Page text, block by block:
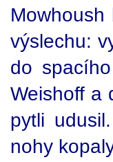
výslechu:
do
Weishoff a
pytli
nohy